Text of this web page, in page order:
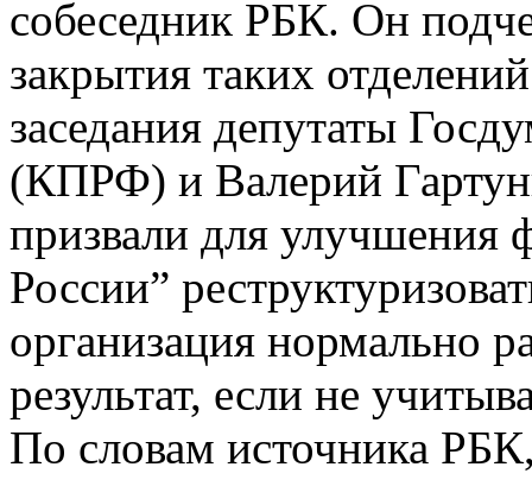
собеседник РБК. Он
закрытия таких
заседания депутаты
(КПРФ) и Валерий
призвали для улучшения
России”
организация нормально
результат, если не
По словам источника